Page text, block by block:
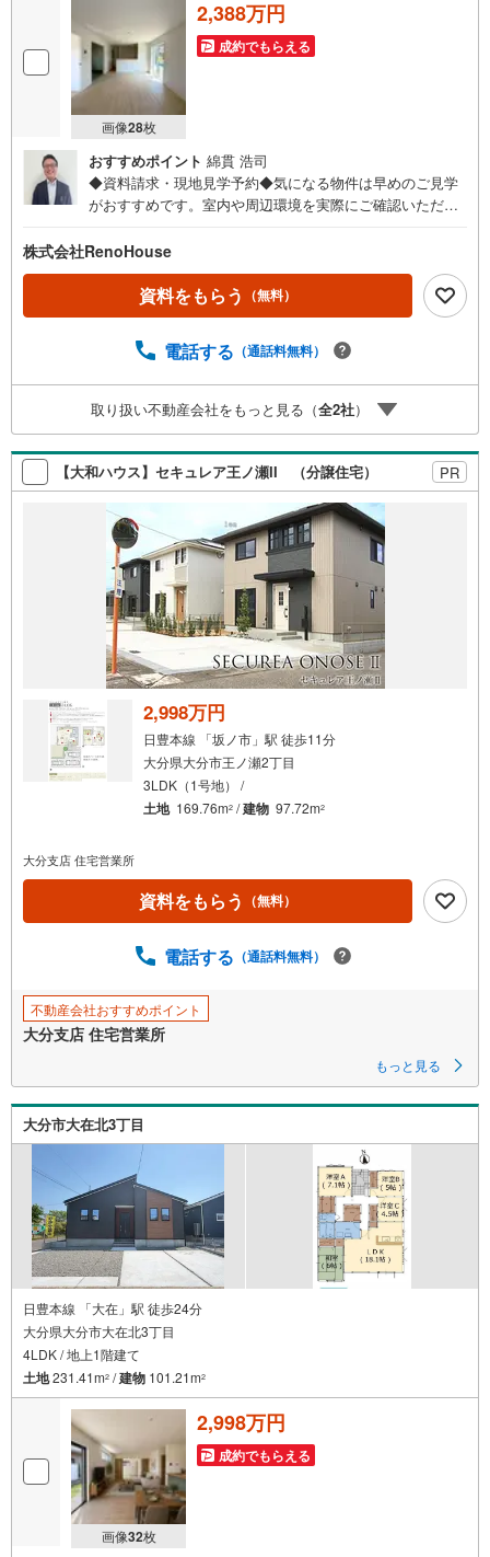
画像28枚
2,388万円
成約でもらえる
おすすめポイント 綿貫 浩司
◆資料請求・現地見学予約◆気になる物件は早めのご見学
がおすすめです。室内や周辺環境を実際にご確認いただけ
請求は24時間受付中！お気軽にお問い合わせください。◎
内覧希望の方は、【室内・現地を見学する】ボタンから日
程を指定して予約！土日祝日のご案内はもちろんOK！（9:
00～18:00）◎他の気になる物件もまとめてご案内できま
できます♪理想のマイホーム探しをチームリノハウスが親
株式会社RenoHouse
資料をもらう （無料）
電話する （通話料無料）
取り扱い不動産会社をもっと見る（全2社）
【大和ハウス】セキュレア王ノ瀬II （分譲住宅） PR
2,998万円
日豊本線 「坂ノ市」駅 徒歩11分
大分県大分市王ノ瀬2丁目
3LDK（1号地） /
土地 169.76m2 /建物 97.72m2
大分支店 住宅営業所
資料をもらう （無料）
電話する （通話料無料）
不動産会社おすすめポイント
大分支店 住宅営業所
もっと見る
大分市大在北3丁目
日豊本線 「大在」駅 徒歩24分
大分県大分市大在北3丁目
4LDK / 地上1階建て
土地231.41m2 /建物 101.21m2
画像32枚
2,998万円
成約でもらえる